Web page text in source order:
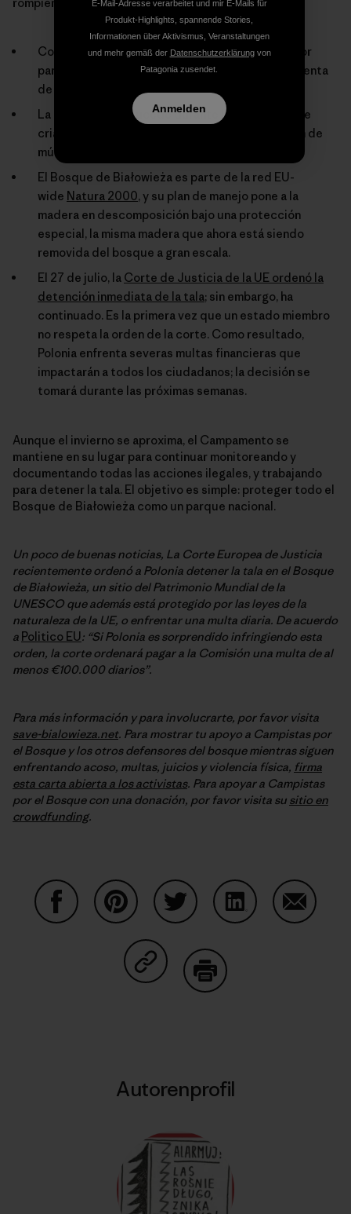
Como sitio del Patrimonio de la UNESCO, la mayor
parte del área del Bosque de Białowieża está exenta
de actividad forestal.
La tala intensiva sucede durante la temporada de
crianza de las aves, resultando en la destrucción de
múltiples nidos.
El Bosque de Białowieża es parte de la red EU-
wide Natura 2000, y su plan de manejo pone a la
madera en descomposición bajo una protección
especial, la misma madera que ahora está siendo
removida del bosque a gran escala.
El 27 de julio, la Corte de Justicia de la UE ordenó la
detención inmediata de la tala; sin embargo, ha
continuado. Es la primera vez que un estado miembro
no respeta la orden de la corte. Como resultado,
Polonia enfrenta severas multas financieras que
impactarán a todos los ciudadanos; la decisión se
tomará durante las próximas semanas.
Aunque el invierno se aproxima, el Campamento se
mantiene en su lugar para continuar monitoreando y
documentando todas las acciones ilegales, y trabajando
para detener la tala. El objetivo es simple: proteger todo el
Bosque de Białowieża como un parque nacional.
Un poco de buenas noticias, La Corte Europea de Justicia
recientemente ordenó a Polonia detener la tala en el Bosque
de Białowieża, un sitio del Patrimonio Mundial de la
UNESCO que además está protegido por las leyes de la
naturaleza de la UE, o enfrentar una multa diaria. De acuerdo
a Politico EU: “Si Polonia es sorprendido infringiendo esta
orden, la corte ordenará pagar a la Comisión una multa de al
menos €100.000 diarios”.
Para más información y para involucrarte, por favor visita
save-bialowieza.net. Para mostrar tu apoyo a Campistas por
el Bosque y los otros defensores del bosque mientras siguen
enfrentando acoso, multas, juicios y violencia física, firma
esta carta abierta a los activistas. Para apoyar a Campistas
por el Bosque con una donación, por favor visita su sitio en
crowdfunding.
Auf Copy Link teilen
Autorenprofil
E-Mail-Adresse verarbeitet und mir E-Mails für
Produkt-Highlights, spannende Stories,
Informationen über Aktivismus, Veranstaltungen
und mehr gemäß der Datenschutzerklärungvon
Patagonia zusendet.
Anmelden